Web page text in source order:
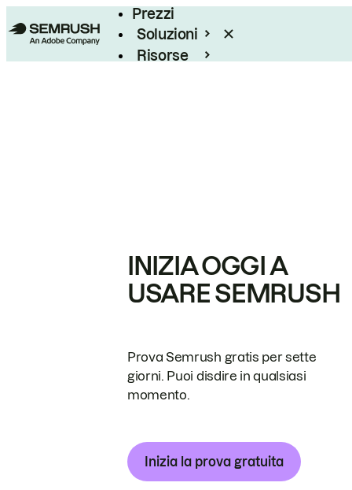
Prezzi
Soluzioni
Risorse
INIZIA OGGI A
USARE SEMRUSH
Prova Semrush gratis per sette
giorni. Puoi disdire in qualsiasi
momento.
Inizia la prova gratuita